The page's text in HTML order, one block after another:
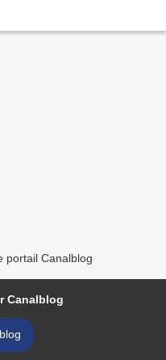
portail Canalblog
Canalblog